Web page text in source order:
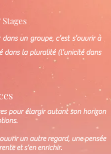
un groupe, c’est s’ouvrir à
dans la pluralité (l’unicité dans
pour élargir autant son horizon
un autre regard, une pensée
et s'en enrichir.